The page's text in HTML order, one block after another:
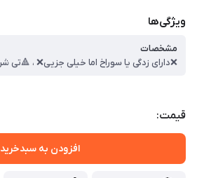
ویژگی‌ها
مشخصات
قیمت:
افزودن به سبدخرید